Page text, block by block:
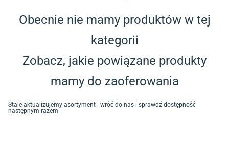
Obecnie nie mamy produktów w tej
kategorii
Zobacz, jakie powiązane produkty
mamy do zaoferowania
Stale aktualizujemy asortyment - wróć do nas i sprawdź dostępność
następnym razem